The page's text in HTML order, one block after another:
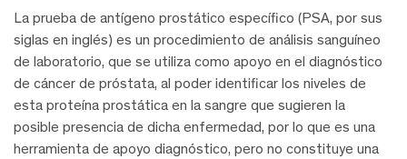
La prueba de antígeno prostático específico (PSA, por sus
siglas en inglés) es un procedimiento de análisis sanguíneo
de laboratorio, que se utiliza como apoyo en el diagnóstico
de cáncer de próstata, al poder identificar los niveles de
esta proteína prostática en la sangre que sugieren la
posible presencia de dicha enfermedad, por lo que es una
herramienta de apoyo diagnóstico, pero no constituye una